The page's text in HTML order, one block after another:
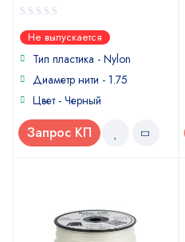
0
out
of
Не выпускается
Тип пластика - Nylon
Диаметр нити - 1.75
Цвет - Черный
Запрос КП